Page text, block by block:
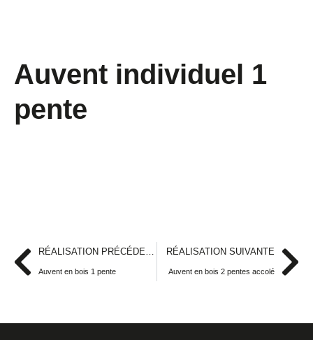
Auvent individuel 1
pente
RÉALISATION PRÉCÉDENTE
Auvent en bois 1 pente
RÉALISATION SUIVANTE
Auvent en bois 2 pentes accolé